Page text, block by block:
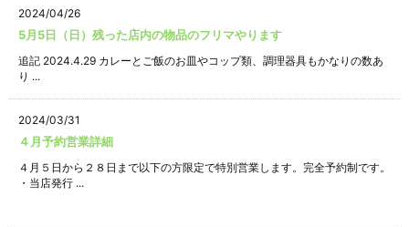
2024/04/26
5月5日（日）残った店内の物品のフリマやります
追記 2024.4.29 カレーとご飯のお皿やコップ類、調理器具もかなりの数あ
り ...
2024/03/31
４月予約営業詳細
４月５日から２８日まで以下の方限定で特別営業します。完全予約制です。
・当店発行 ...